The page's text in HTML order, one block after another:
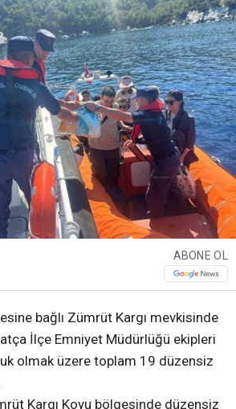
ABONE OL
bağlı Zümrüt Kargı mevkisinde
İlçe Emniyet Müdürlüğü ekipleri
olmak üzere toplam 19 düzensiz
Kargı Koyu bölgesinde düzensiz